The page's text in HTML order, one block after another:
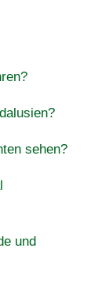
sehen?
und